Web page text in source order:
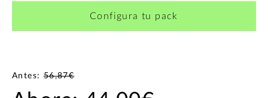
Configura tu pack
Antes:56,87€